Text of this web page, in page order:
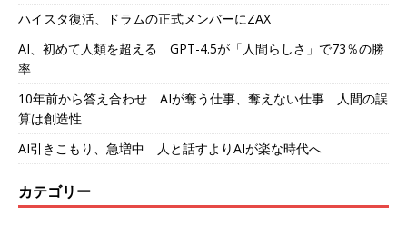
ハイスタ復活、ドラムの正式メンバーにZAX
AI、初めて人類を超える GPT-4.5が「人間らしさ」で73％の勝
率
10年前から答え合わせ AIが奪う仕事、奪えない仕事 人間の誤
算は創造性
AI引きこもり、急増中 人と話すよりAIが楽な時代へ
カテゴリー